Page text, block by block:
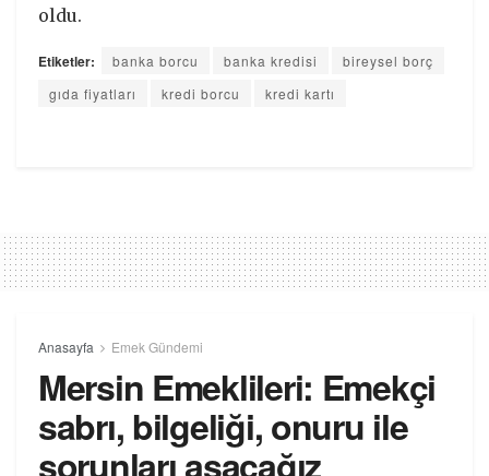
oldu.
Etiketler: banka borcu banka kredisi
bireysel borç
gıda fiyatları
kredi borcu kredi kartı
Anasayfa Emek Gündemi
Mersin Emeklileri: Emekçi
sabrı, bilgeliği, onuru ile
sorunları aşacağız